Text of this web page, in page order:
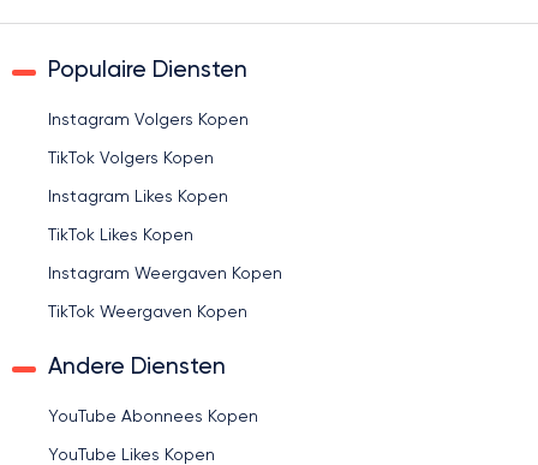
Populaire Diensten
Instagram Volgers Kopen
TikTok Volgers Kopen
Instagram Likes Kopen
TikTok Likes Kopen
Instagram Weergaven Kopen
TikTok Weergaven Kopen
Andere Diensten
YouTube Abonnees Kopen
YouTube Likes Kopen